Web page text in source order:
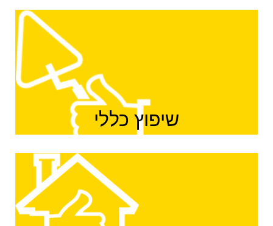
שיפוץ כללי